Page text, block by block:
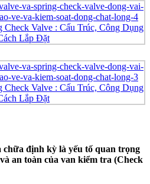
chữa định kỳ là yếu tố quan trọng
an toàn của van kiểm tra (Check